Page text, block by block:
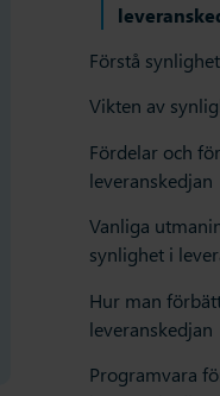
Förstå
Vikten av
Fördelar och
leveranskedjan
Vanliga
synlighet i
Hur man
leveranskedjan
Programvara